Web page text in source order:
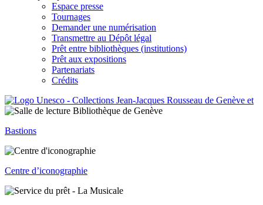
Espace presse
Tournages
Demander une numérisation
Transmettre au Dépôt légal
Prêt entre bibliothèques (institutions)
Prêt aux expositions
Partenariats
Crédits
Bastions
Centre d’iconographie